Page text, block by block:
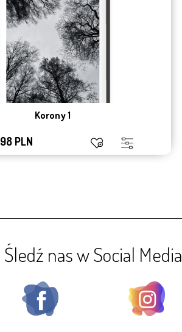
Korony 1
98 PLN
Śledź nas w Social Media